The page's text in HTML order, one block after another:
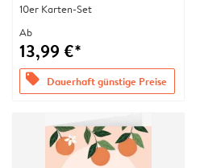
10er Karten-Set
Ab
13,99 €*
offers Dauerhaft günstige Preise